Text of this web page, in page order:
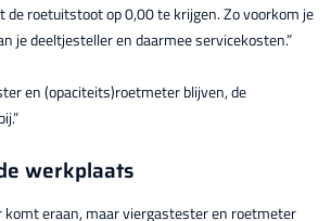
de roetuitstoot op 0,00 te krijgen. Zo voorkom je
je deeltjesteller en daarmee servicekosten.”
en (opaciteits)roetmeter blijven, de
werkplaats
komt eraan, maar viergastester en roetmeter